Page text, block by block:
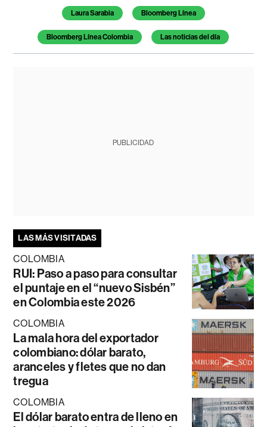
Laura Sarabia Bloomberg Línea
Bloomberg Línea Colombia Las noticias del día
PUBLICIDAD
LAS MÁS VISITADAS
COLOMBIA
RUI: Paso a paso para consultar
el puntaje en el “nuevo Sisbén”
en Colombia este 2026
COLOMBIA
La mala hora del exportador
colombiano: dólar barato,
aranceles y fletes que no dan
tregua
COLOMBIA
El dólar barato entra de lleno en